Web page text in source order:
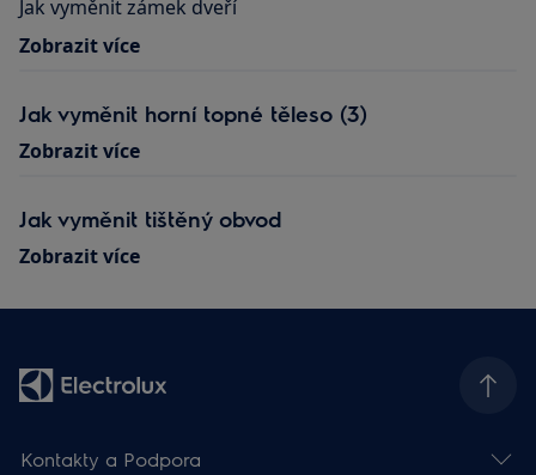
Jak vyměnit zámek dveří
Zobrazit více
Jak vyměnit horní topné těleso (3)
Zobrazit více
Jak vyměnit tištěný obvod
Zobrazit více
Kontakty a Podpora